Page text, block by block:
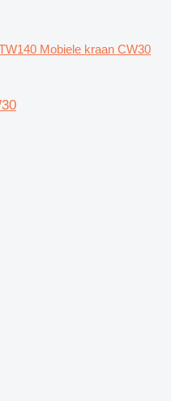
Mobiele kraan CW30